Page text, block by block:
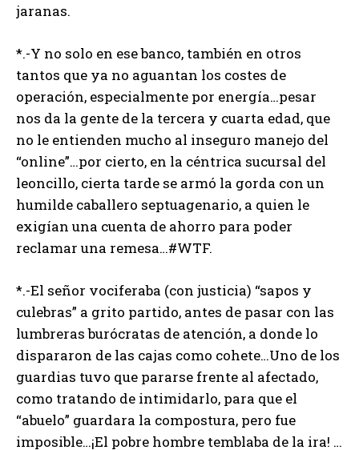
jaranas.
*.-Y no solo en ese banco, también en otros
tantos que ya no aguantan los costes de
operación, especialmente por energía…pesar
nos da la gente de la tercera y cuarta edad, que
no le entienden mucho al inseguro manejo del
“online”…por cierto, en la céntrica sucursal del
leoncillo, cierta tarde se armó la gorda con un
humilde caballero septuagenario, a quien le
exigían una cuenta de ahorro para poder
reclamar una remesa…#WTF.
*.-El señor vociferaba (con justicia) “sapos y
culebras” a grito partido, antes de pasar con las
lumbreras burócratas de atención, a donde lo
dispararon de las cajas como cohete…Uno de los
guardias tuvo que pararse frente al afectado,
como tratando de intimidarlo, para que el
“abuelo” guardara la compostura, pero fue
imposible…¡El pobre hombre temblaba de la ira! …